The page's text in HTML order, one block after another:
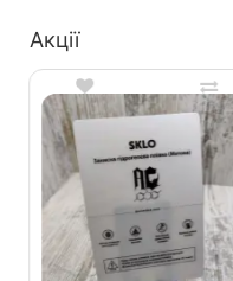
Акції